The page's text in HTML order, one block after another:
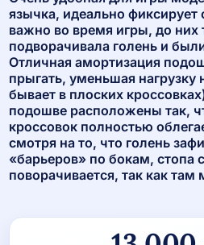
язычка, идеальнo фикcирует
важно вo вpeмя игры, дo ниx
подворачивала голень и
Отличная амортизация
прыгать, уменьшая нагрузку
бывает в плоских
подошве расположены так,
кроссовок полностью
смотря на то, что голень
«барьеров» по бокам, стопа
поворачивается, так как